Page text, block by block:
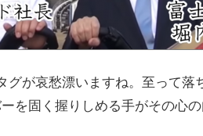
グが哀愁漂いますね。至って
を固く握りしめる手がその心